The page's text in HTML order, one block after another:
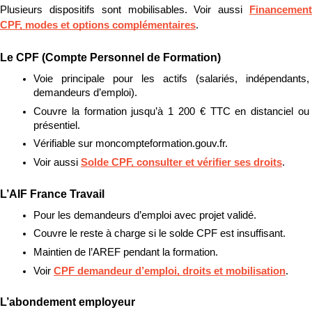
Plusieurs dispositifs sont mobilisables. Voir aussi
Financement
CPF, modes et options complémentaires.
Le CPF (Compte Personnel de Formation)
Voie principale pour les actifs (salariés, indépendants,
demandeurs d’emploi).
Couvre la formation jusqu’à 1 200 € TTC en distanciel ou
présentiel.
Vérifiable sur moncompteformation.gouv.fr.
Voir aussi Solde CPF, consulter et vérifier ses droits.
L’AIF France Travail
Pour les demandeurs d’emploi avec projet validé.
Couvre le reste à charge si le solde CPF est insuffisant.
Maintien de l’AREF pendant la formation.
Voir CPF demandeur d’emploi, droits et mobilisation.
L’abondement employeur